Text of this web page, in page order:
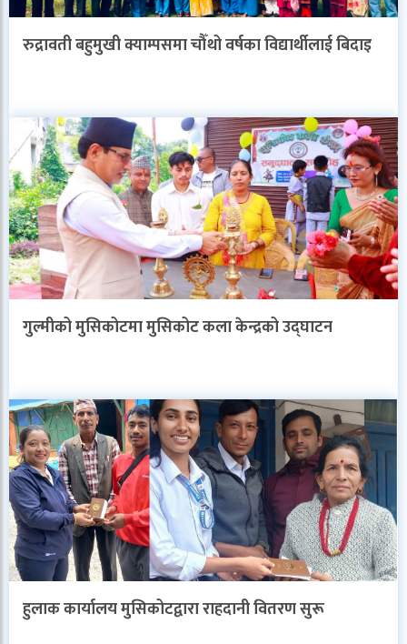
रुद्रावती बहुमुखी क्याम्पसमा चौँथो वर्षका विद्यार्थीलाई बिदाइ
गुल्मीको मुसिकोटमा मुसिकोट कला केन्द्रको उद्घाटन
हुलाक कार्यालय मुसिकोटद्वारा राहदानी वितरण सुरू